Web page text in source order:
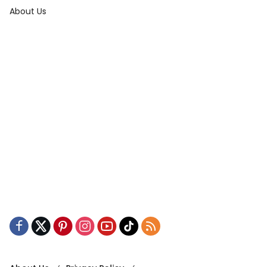
About Us